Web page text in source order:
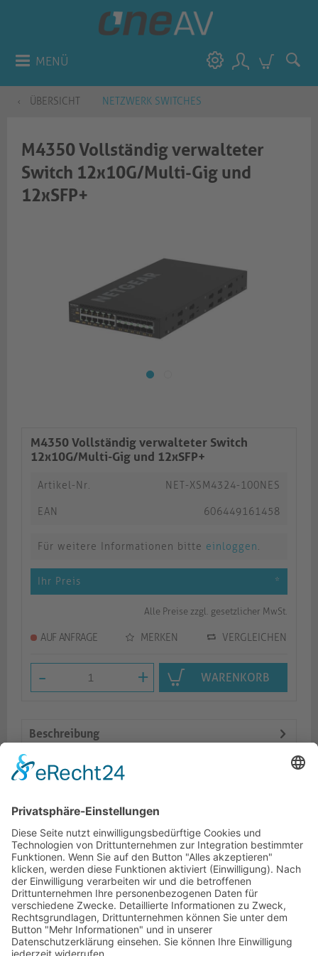
MENÜ
ÜBERSICHT NETZWERK SWITCHES
M4350 Vollständig verwalteter
Switch 12x10G/Multi-Gig und
12xSFP+
M4350 Vollständig verwalteter Switch
12x10G/Multi-Gig und 12xSFP+
Artikel-Nr. NET-XSM4324-100NES
EAN 606449161458
Für weitere Informationen bitte einloggen.
Ihr Preis *
Alle Preise zzgl. gesetzlicher MwSt.
AUF ANFRAGE MERKEN VERGLEICHEN
- + WARENKORB
Beschreibung
Features
Logistik
Ähnliche Artikel
HOTLINE